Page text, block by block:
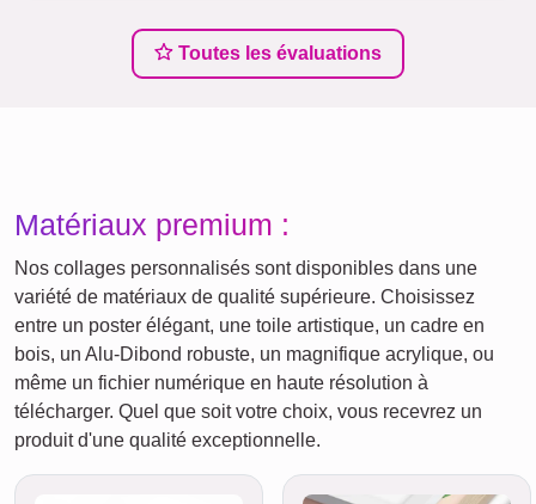
Toutes les évaluations
Matériaux premium :
Nos collages personnalisés sont disponibles dans une
variété de matériaux de qualité supérieure. Choisissez
entre un poster élégant, une toile artistique, un cadre en
bois, un Alu-Dibond robuste, un magnifique acrylique, ou
même un fichier numérique en haute résolution à
télécharger. Quel que soit votre choix, vous recevrez un
produit d'une qualité exceptionnelle.